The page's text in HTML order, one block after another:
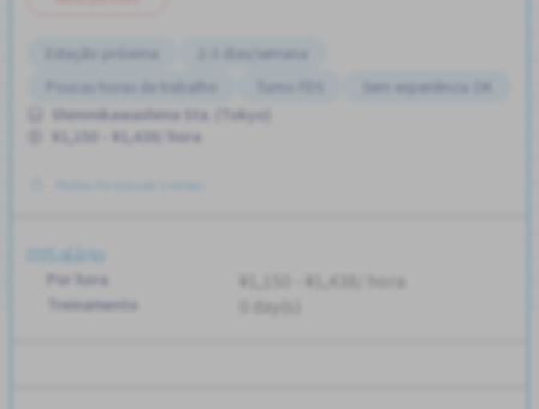
2-3 dias/semana
Poucas horas de trabalho
Sem experiência OK
Shimmikawashima Sta. (Tokyo)
¥1,150 - ¥1,438/ hora
Salário
Por hora ¥1,150 - ¥1,438/ hora
Treinamento 0 day(s)